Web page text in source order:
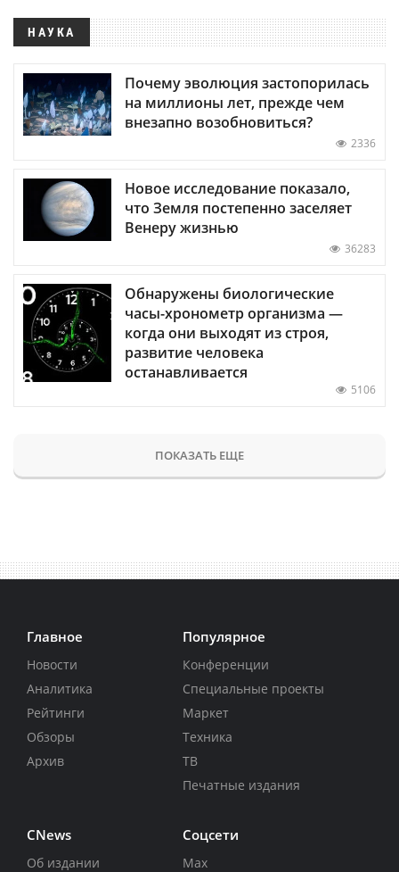
НАУКА
Почему эволюция застопорилась
на миллионы лет, прежде чем
внезапно возобновиться?
2336
Новое исследование показало,
что Земля постепенно заселяет
Венеру жизнью
36283
Обнаружены биологические
часы-хронометр организма —
когда они выходят из строя,
развитие человека
останавливается
5106
ПОКАЗАТЬ ЕЩЕ
Главное
Новости
Аналитика
Рейтинги
Обзоры
Архив
Популярное
Конференции
Специальные проекты
Маркет
Техника
ТВ
Печатные издания
CNews
Об издании
Соцсети
Max